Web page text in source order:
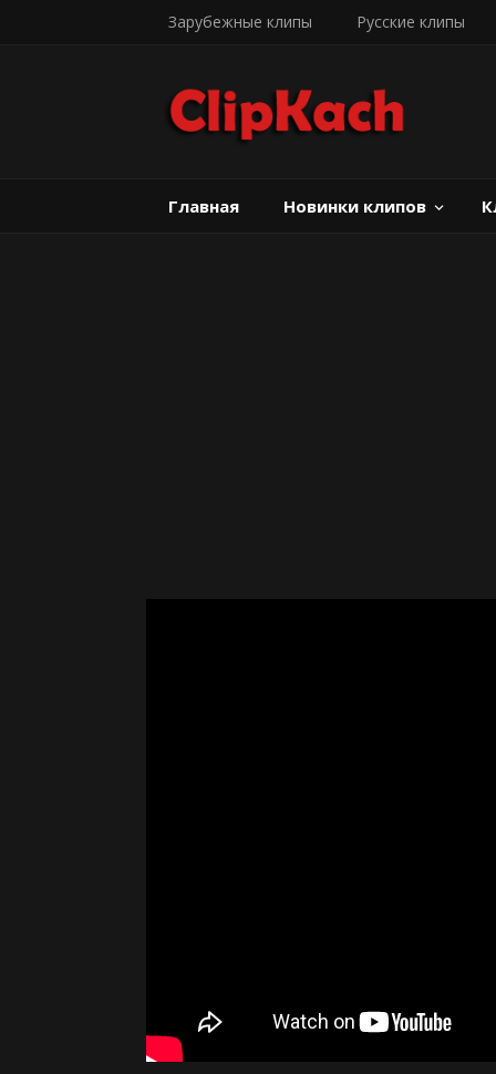
Зарубежные клипы Русские клипы
Главная Новинки клипов